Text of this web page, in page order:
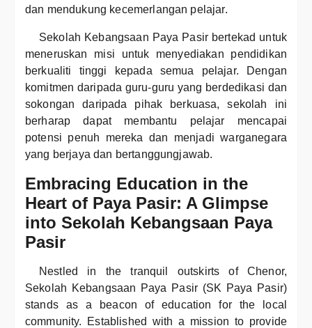
dan mendukung kecemerlangan pelajar.
Sekolah Kebangsaan Paya Pasir bertekad untuk
meneruskan misi untuk menyediakan pendidikan
berkualiti tinggi kepada semua pelajar. Dengan
komitmen daripada guru-guru yang berdedikasi dan
sokongan daripada pihak berkuasa, sekolah ini
berharap dapat membantu pelajar mencapai
potensi penuh mereka dan menjadi warganegara
yang berjaya dan bertanggungjawab.
Embracing Education in the
Heart of Paya Pasir: A Glimpse
into Sekolah Kebangsaan Paya
Pasir
Nestled in the tranquil outskirts of Chenor,
Sekolah Kebangsaan Paya Pasir (SK Paya Pasir)
stands as a beacon of education for the local
community. Established with a mission to provide